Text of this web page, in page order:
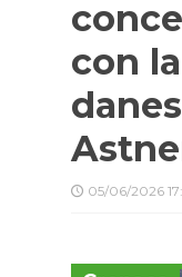
con
05/06/2026